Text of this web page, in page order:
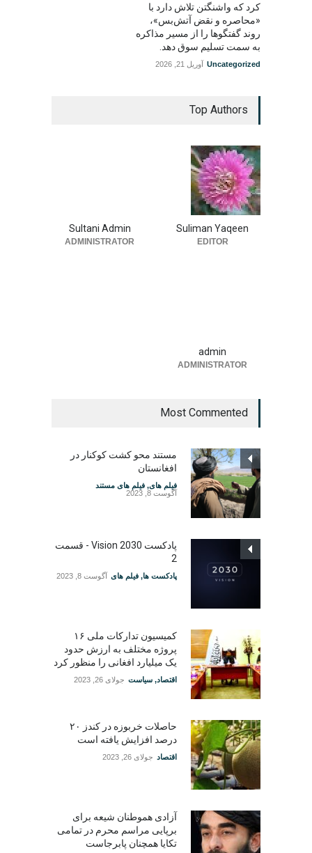
کرد که واشنگتن تلاش دارد با
«محاصره و نقض آتش‌بس»،
روند گفتگوها را از مسیر مذاکره
به سمت تسلیم سوق دهد.
Uncategorized آوریل 21, 2026
Top Authors
Suliman Yaqeen
EDITOR
Sultani Admin
ADMINISTRATOR
admin
ADMINISTRATOR
Most Commented
مستند محو کشت کوکنار در
افغانستان
فیلم های, فیلم های مستند
آگوست 8, 2023
پادکست Vision 2030 - قسمت
2
پادکست ها, فیلم های آگوست 8, 2023
کمیسیون تدارکات ملی ۱۶
پروژه مختلف به ارزش حدود
یک میلیارد افغانی را منظور کرد
اقتصاد, سیاست جولای 26, 2023
حاصلات خربوزه در کندز ۲۰
درصد افزایش یافته است
اقتصاد جولای 26, 2023
آزادی هموطنان شیعه برای
برپایی مراسم محرم در تمامی
تکایا همچنان پابرجاست